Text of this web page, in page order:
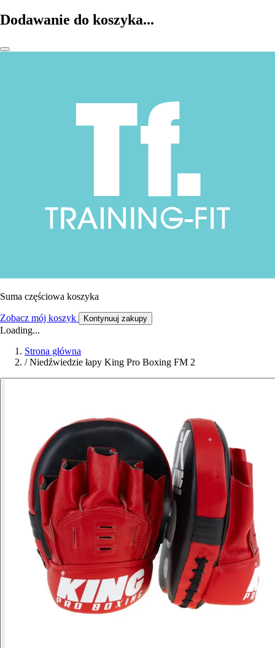
Dodawanie do koszyka...
Suma częściowa koszyka
Zobacz mój koszyk Kontynuuj zakupy
Loading...
Strona główna
/ Niedźwiedzie łapy King Pro Boxing FM 2